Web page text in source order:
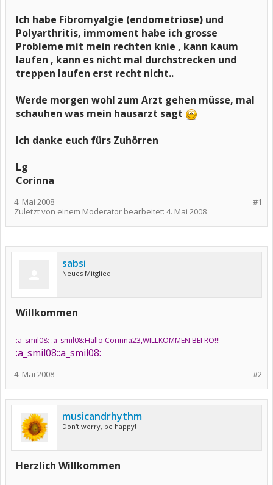
Ich habe Fibromyalgie (endometriose) und
Polyarthritis, immoment habe ich grosse
Probleme mit mein rechten knie , kann kaum
laufen , kann es nicht mal durchstrecken und
treppen laufen erst recht nicht..
Werde morgen wohl zum Arzt gehen müsse, mal
schauhen was mein hausarzt sagt
Ich danke euch fürs Zuhörren
Lg
Corinna
#1
4. Mai 2008
Zuletzt von einem Moderator bearbeitet: 4. Mai 2008
sabsi
Neues Mitglied
Willkommen
:a_smil08: :a_smil08:Hallo Corinna23,WILLKOMMEN BEI RO!!!
:a_smil08::a_smil08:
#2
4. Mai 2008
musicandrhythm
Don't worry, be happy!
Herzlich Willkommen